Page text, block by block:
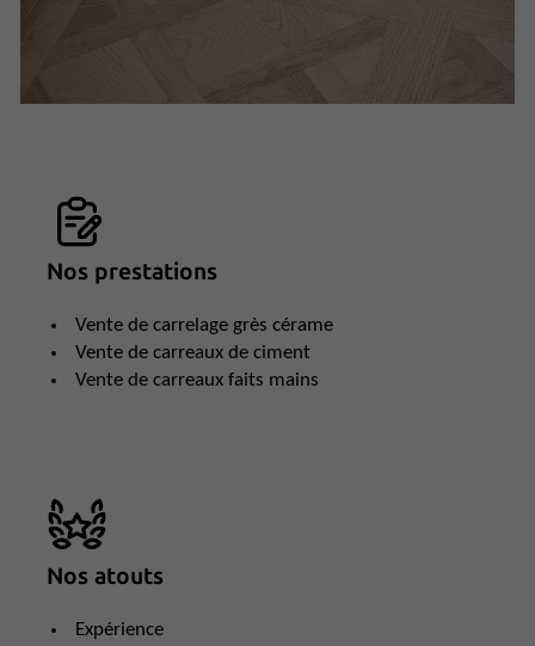
Nos prestations
Vente de carrelage grès cérame
Vente de carreaux de ciment
Vente de carreaux faits mains
Nos atouts
Expérience